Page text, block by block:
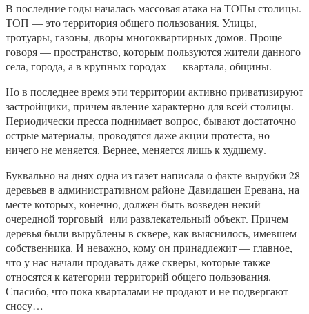
В последние годы началась массовая атака на ТОПы столицы.
ТОП — это территория общего пользования. Улицы,
тротуары, газоны, дворы многоквартирных домов. Проще
говоря — пространство, которым пользуются жители данного
села, города, а в крупных городах — квартала, общины.
Но в последнее время эти территории активно приватизируют
застройщики, причем явление характерно для всей столицы.
Периодически пресса поднимает вопрос, бывают достаточно
острые материалы, проводятся даже акции протеста, но
ничего не меняется. Вернее, меняется лишь к худшему.
Буквально на днях одна из газет написала о факте вырубки 28
деревьев в административном районе Давидашен Еревана, на
месте которых, конечно, должен быть возведен некий
очередной торговый или развлекательный объект. Причем
деревья были вырублены в сквере, как выяснилось, имевшем
собственника. И неважно, кому он принадлежит — главное,
что у нас начали продавать даже скверы, которые также
относятся к категории территорий общего пользования.
Спасибо, что пока кварталами не продают и не подвергают
сносу…